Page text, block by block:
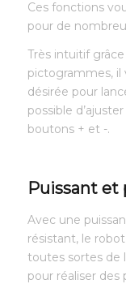
Ces fonctions
pour de
Très intuitif
pictogrammes, il
désirée pour
possible
boutons + et -.
Puissant et
Avec une
résistant, le
toutes sortes de
pour réaliser des